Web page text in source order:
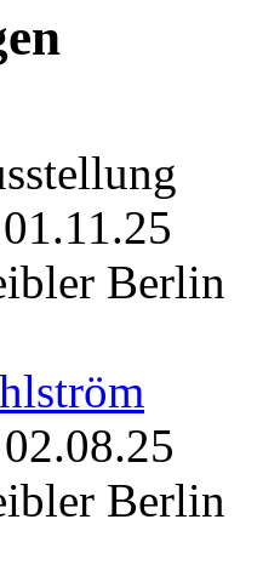
01.11.25
Berlin
02.08.25
Berlin